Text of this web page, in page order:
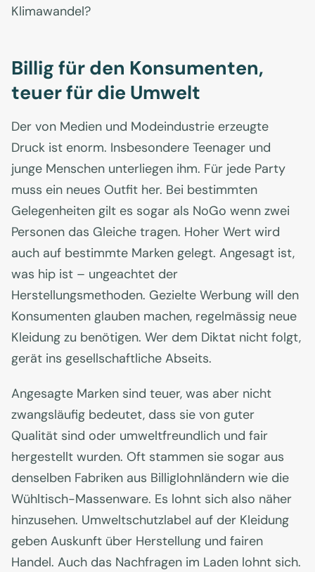
Klimawandel?
Billig für den Konsumenten,
teuer für die Umwelt
Der von Medien und Modeindustrie erzeugte
Druck ist enorm. Insbesondere Teenager und
junge Menschen unterliegen ihm. Für jede Party
muss ein neues Outfit her. Bei bestimmten
Gelegenheiten gilt es sogar als NoGo wenn zwei
Personen das Gleiche tragen. Hoher Wert wird
auch auf bestimmte Marken gelegt. Angesagt ist,
was hip ist – ungeachtet der
Herstellungsmethoden. Gezielte Werbung will den
Konsumenten glauben machen, regelmässig neue
Kleidung zu benötigen. Wer dem Diktat nicht folgt,
gerät ins gesellschaftliche Abseits.
Angesagte Marken sind teuer, was aber nicht
zwangsläufig bedeutet, dass sie von guter
Qualität sind oder umweltfreundlich und fair
hergestellt wurden. Oft stammen sie sogar aus
denselben Fabriken aus Billiglohnländern wie die
Wühltisch-Massenware. Es lohnt sich also näher
hinzusehen. Umweltschutzlabel auf der Kleidung
geben Auskunft über Herstellung und fairen
Handel. Auch das Nachfragen im Laden lohnt sich.